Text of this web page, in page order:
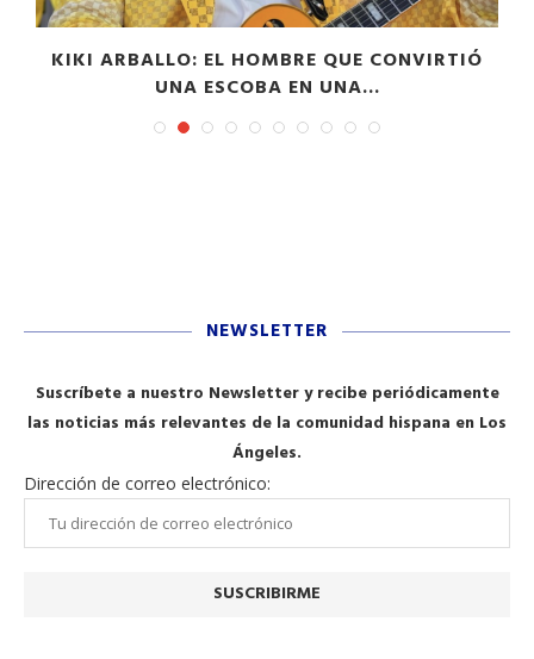
KIKI ARBALLO: EL HOMBRE QUE CONVIRTIÓ
UNA ESCOBA EN UNA...
NEWSLETTER
Suscríbete a nuestro Newsletter y recibe periódicamente
las noticias más relevantes de la comunidad hispana en Los
Ángeles.
Dirección de correo electrónico: